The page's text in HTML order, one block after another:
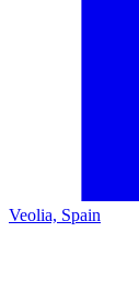
Veolia, Spain